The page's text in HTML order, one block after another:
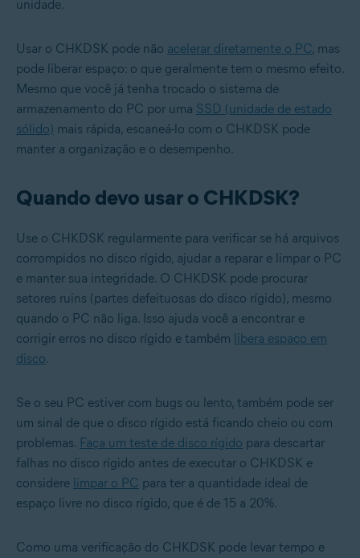
unidade.
Usar o CHKDSK pode não acelerar diretamente o PC, mas
pode liberar espaço: o que geralmente tem o mesmo efeito.
Mesmo que você já tenha trocado o sistema de
armazenamento do PC por uma SSD (unidade de estado
sólido) mais rápida, escaneá-lo com o CHKDSK pode
manter a organização e o desempenho.
Quando devo usar o CHKDSK?
Use o CHKDSK regularmente para verificar se há arquivos
corrompidos no disco rígido, ajudar a reparar e limpar o PC
e manter sua integridade. O CHKDSK pode procurar
setores ruins (partes defeituosas do disco rígido), mesmo
quando o PC não liga. Isso ajuda você a encontrar e
corrigir erros no disco rígido e também libera espaço em
disco.
Se o seu PC estiver com bugs ou lento, também pode ser
um sinal de que o disco rígido está ficando cheio ou com
problemas. Faça um teste de disco rígido para descartar
falhas no disco rígido antes de executar o CHKDSK e
considere limpar o PC para ter a quantidade ideal de
espaço livre no disco rígido, que é de 15 a 20%.
Como uma verificação do CHKDSK pode levar tempo e